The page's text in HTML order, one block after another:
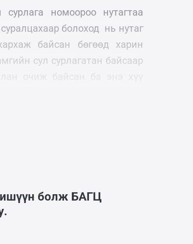
номоороо нутагтаа
болоход нь нутаг
байсан бөгөөд харин
сул сурлагатан байсаар
болж БАГЦ